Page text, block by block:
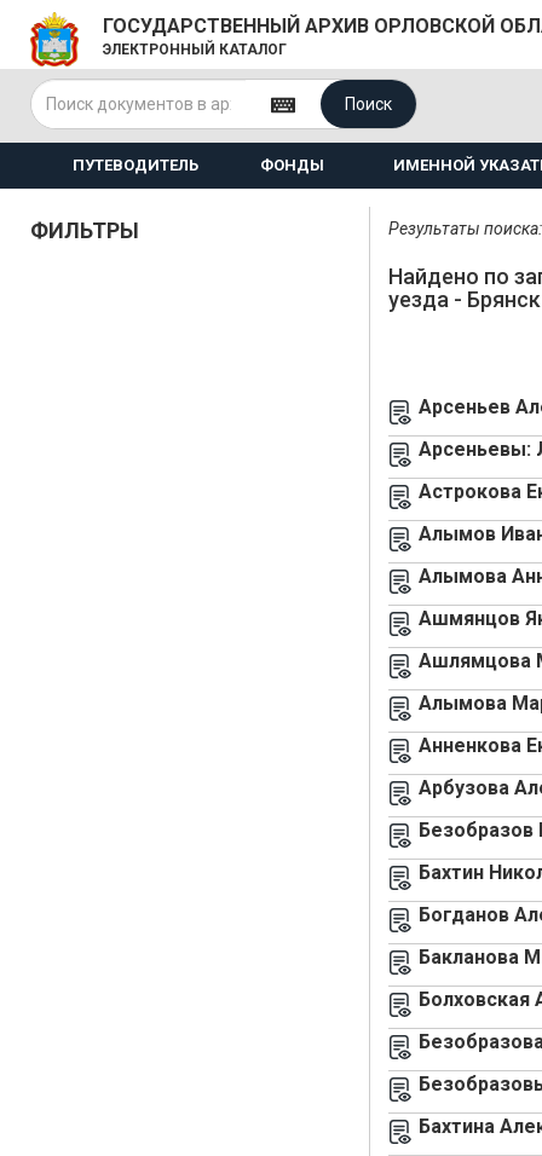
ГОСУДАРСТВЕННЫЙ АРХИВ ОРЛОВСКОЙ
ЭЛЕКТРОННЫЙ КАТАЛОГ
Поиск
ПУТЕВОДИТЕЛЬ ФОНДЫ ИМЕННОЙ
ФИЛЬТРЫ Результаты
Найдено по
уезда -
Арсеньев
Арсеньевы:
Астрокова
Алымов
Алымова
Ашмянцов
Ашлямцова
Алымова
Анненкова
Арбузова
Безобразов
Бахтин
Богданов
Бакланова
Болховская
Бахтина